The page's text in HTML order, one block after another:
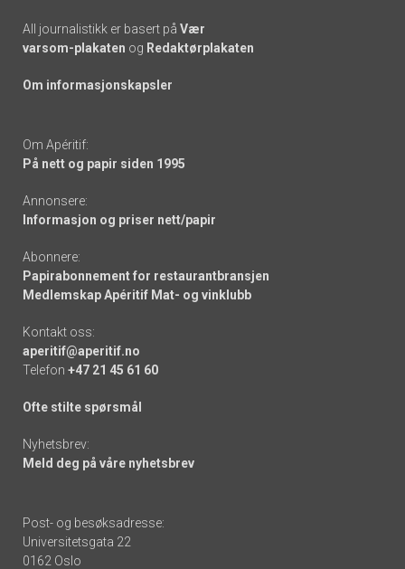
All journalistikk er basert på Vær
varsom-plakaten og Redaktørplakaten
Om informasjonskapsler
Om Apéritif:
På nett og papir siden 1995
Annonsere:
Informasjon og priser nett/papir
Abonnere:
Papirabonnement for restaurantbransjen
Medlemskap Apéritif Mat- og vinklubb
Kontakt oss:
aperitif@aperitif.no
Telefon +47 21 45 61 60
Ofte stilte spørsmål
Nyhetsbrev:
Meld deg på våre nyhetsbrev
Post- og besøksadresse:
Universitetsgata 22
0162 Oslo